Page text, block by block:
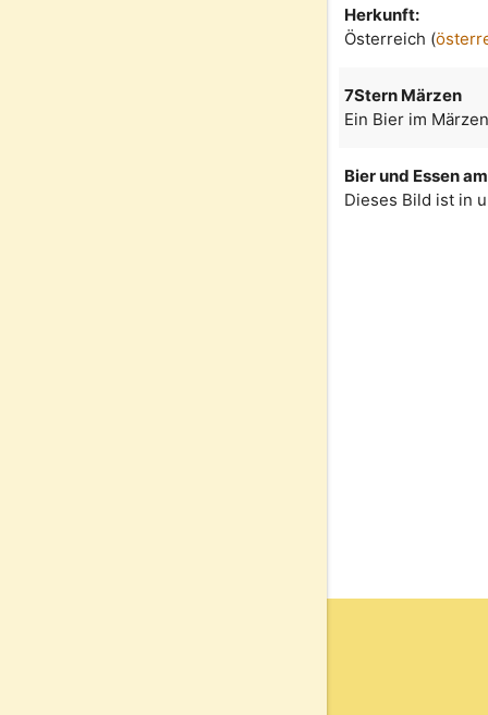
Herkunft:
Österreich (
7Stern Märzen
Ein Bier im
Bier und Essen
Dieses Bild ist in